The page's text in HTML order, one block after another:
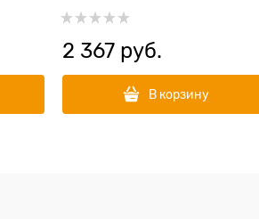
2 367 руб.
В корзину